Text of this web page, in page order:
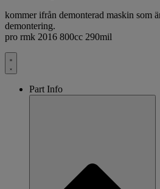
kommer ifrån demonterad maskin som
demontering.
pro rmk 2016 800cc 290mil
Part Info